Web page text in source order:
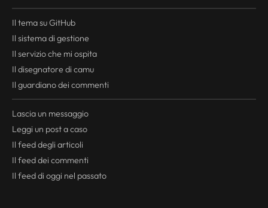
Il tema su GitHub
Il sistema di gestione
Il servizio che mi ospita
Il disegnatore di camu
Il guardiano dei commenti
Lascia un messaggio
Leggi un post a caso
Il feeddegli articoli
Il feeddei commenti
Il feeddi oggi nel passato